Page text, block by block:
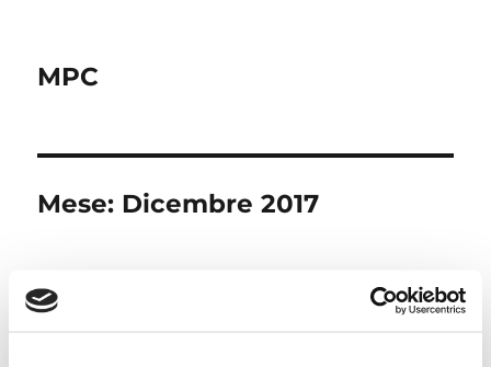
MPC
Mese: Dicembre 2017
Ciao mondo!